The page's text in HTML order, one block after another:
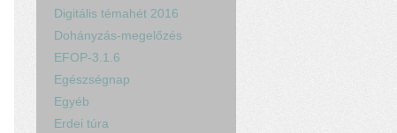
Digitális témahét 2016
Dohányzás-megelőzés
EFOP-3.1.6
Egészségnap
Egyéb
Erdei túra